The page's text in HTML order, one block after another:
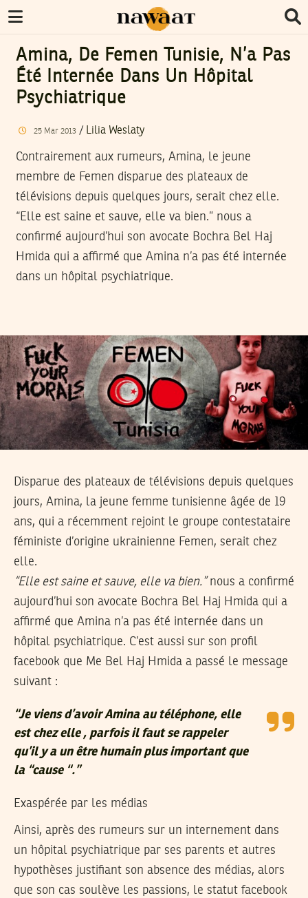
Amina, De Femen Tunisie, N’a Pas
Été Internée Dans Un Hôpital
Psychiatrique
25 Mar 2013/ Lilia Weslaty
Contrairement aux rumeurs, Amina, le jeune
membre de Femen disparue des plateaux de
télévisions depuis quelques jours, serait chez elle.
“Elle est saine et sauve, elle va bien.” nous a
confirmé aujourd’hui son avocate Bochra Bel Haj
Hmida qui a affirmé que Amina n’a pas été internée
dans un hôpital psychiatrique.
Disparue des plateaux de télévisions depuis quelques
jours, Amina, la jeune femme tunisienne âgée de 19
ans, qui a récemment rejoint le groupe contestataire
féministe d’origine ukrainienne Femen, serait chez
elle.
“Elle est saine et sauve, elle va bien.”nous a confirmé
aujourd’hui son avocate Bochra Bel Haj Hmida qui a
affirmé que Amina n’a pas été internée dans un
hôpital psychiatrique. C’est aussi sur son profil
facebook que Me Bel Haj Hmida a passé le message
suivant :
“Je viens d’avoir Amina au téléphone, elle
est chez elle , parfois il faut se rappeler
qu’il y a un être humain plus important que
la “cause “.”
Exaspérée par les médias
Ainsi, après des rumeurs sur un internement dans
un hôpital psychiatrique par ses parents et autres
hypothèses justifiant son absence des médias, alors
que son cas soulève les passions, le statut facebook